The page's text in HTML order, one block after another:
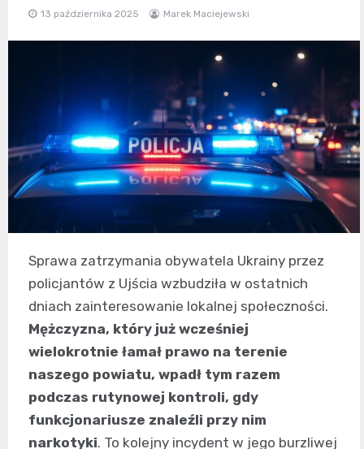
13 października 2025 Marek Maciejewski
Sprawa zatrzymania obywatela Ukrainy przez
policjantów z Ujścia wzbudziła w ostatnich
dniach zainteresowanie lokalnej społeczności.
Mężczyzna, który już wcześniej
wielokrotnie łamał prawo na terenie
naszego powiatu, wpadł tym razem
podczas rutynowej kontroli, gdy
funkcjonariusze znaleźli przy nim
narkotyki. To kolejny incydent w jego burzliwej